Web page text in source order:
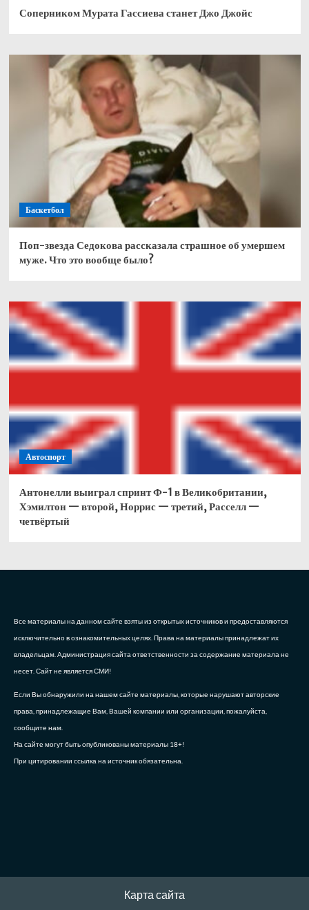
Соперником Мурата Гассиева станет Джо Джойс
Баскетбол
Поп-звезда Седокова рассказала страшное об умершем
муже. Что это вообще было?
Автоспорт
Антонелли выиграл спринт Ф-1 в Великобритании,
Хэмилтон — второй, Норрис — третий, Расселл —
четвёртый
Все материалы на данном сайте взяты из открытых источников и предоставляются
исключительно в ознакомительных целях. Права на материалы принадлежат их
владельцам. Администрация сайта ответственности за содержание материала не
несет. Сайт не является СМИ!
Если Вы обнаружили на нашем сайте материалы, которые нарушают авторские
права, принадлежащие Вам, Вашей компании или организации, пожалуйста,
сообщите нам.
На сайте могут быть опубликованы материалы 18+!
При цитировании ссылка на источник обязательна.
Карта сайта